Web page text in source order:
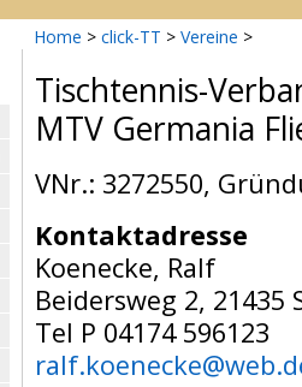
Home > click-TT > Vereine >
Tischtennis-
MTV Germania
VNr.: 3272550,
Kontaktadresse
Koenecke, Ralf
Beidersweg 2,
Tel P 04174 596123